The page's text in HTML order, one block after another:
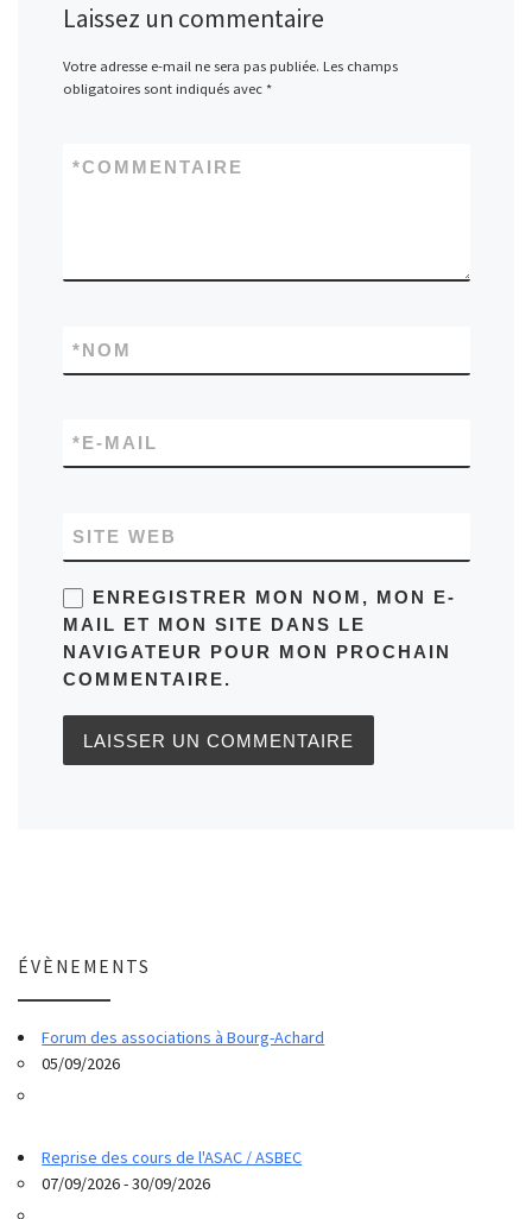
Laissez un commentaire
Votre adresse e-mail ne sera pas publiée. Les champs
obligatoires sont indiqués avec *
COMMENTAIRE
*
NOM
*
E-MAIL
*
SITE WEB
ENREGISTRER MON NOM, MON E-
MAIL ET MON SITE DANS LE
NAVIGATEUR POUR MON PROCHAIN
COMMENTAIRE.
ÉVÈNEMENTS
Forum des associations à Bourg-Achard
05/09/2026
Reprise des cours de l'ASAC / ASBEC
07/09/2026 - 30/09/2026